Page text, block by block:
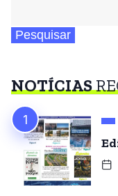
Pesquisar
NOTÍCIAS